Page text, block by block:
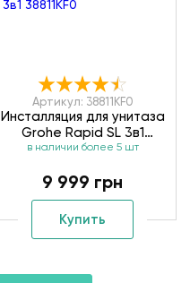
Артикул: 38811KF0
Инсталляция для унитаза
Grohe Rapid SL 3в1
38811KF0
в наличии более 5 шт
9 999 грн
Купить